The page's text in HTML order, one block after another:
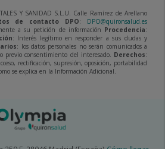
Y SANIDAD S.L.U. Calle Ramírez de Arellano
de contacto DPO: DPO@quironsalud.es
a su petición de información Procedencia:
: Interés legítimo en responder a sus dudas y
: los datos personales no serán comunicados a
previo consentimiento del interesado. Derechos:
rectificación, supresión, oposición, portabilidad
se explica en la Información Adicional.